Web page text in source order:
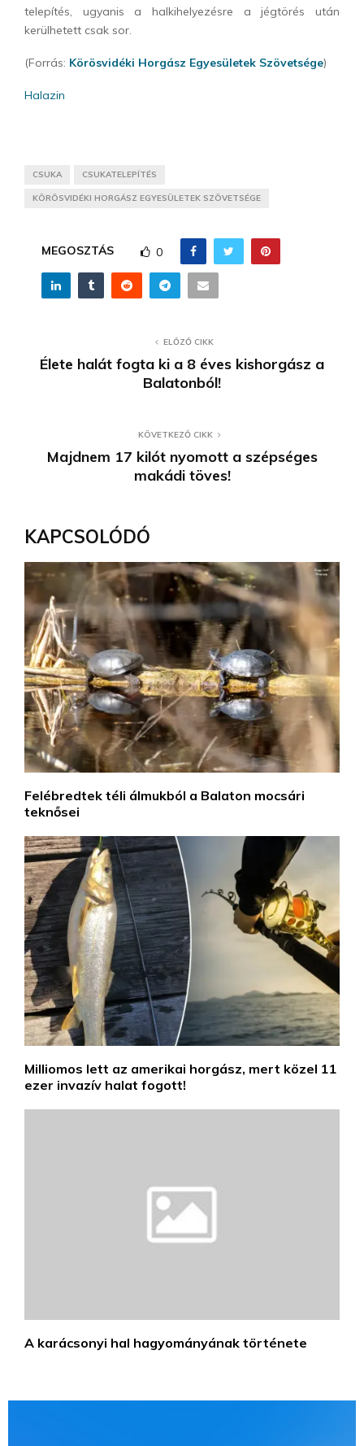
telepítés, ugyanis a halkihelyezésre a jégtörés után
kerülhetett csak sor.
(Forrás: Körösvidéki Horgász Egyesületek Szövetsége)
Halazin
CSUKA CSUKATELEPÍTÉS
KÖRÖSVIDÉKI HORGÁSZ EGYESÜLETEK SZÖVETSÉGE
MEGOSZTÁS 0
ELŐZŐ CIKK
Élete halát fogta ki a 8 éves kishorgász a
Balatonból!
KÖVETKEZŐ CIKK
Majdnem 17 kilót nyomott a szépséges
makádi töves!
KAPCSOLÓDÓ
Felébredtek téli álmukból a Balaton mocsári
teknősei
Milliomos lett az amerikai horgász, mert közel 11
ezer invazív halat fogott!
A karácsonyi hal hagyományának története